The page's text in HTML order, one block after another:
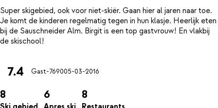
Super skigebied, ook voor niet-skiër. Gaan hier al jaren naar toe.
Je komt de kinderen regelmatig tegen in hun klasje. Heerlijk eten
bij de Sauschneider Alm. Birgit is een top gastvrouw! En vlakbij
7.4 Gast-769005-03-2016
8 6 8